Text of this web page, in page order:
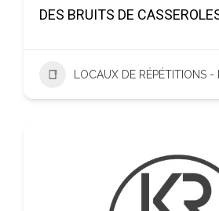
DES BRUITS DE
LOCAUX DE RÉPÉTITIONS -